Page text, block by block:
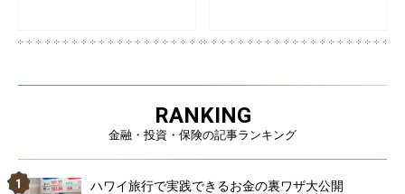
RANKING
金融・投資・保険の記事ランキング
ハワイ旅行で実践できるお金の裏ワザ大公開